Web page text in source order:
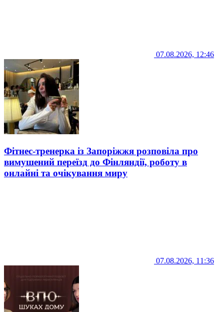
07.08.2026, 12:46
Фітнес-тренерка із Запоріжжя розповіла про
вимушений переїзд до Фінляндії, роботу в
онлайні та очікування миру
07.08.2026, 11:36